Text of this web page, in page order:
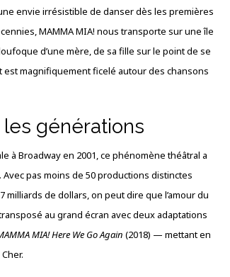
envie irrésistible de danser dès les premières
MAMMA MIA! nous transporte sur une île
d’une mère, de sa fille sur le point de se
magnifiquement ficelé autour des chansons
générations
à Broadway en 2001, ce phénomène théâtral a
pas moins de 50 productions distinctes
de dollars, on peut dire que l’amour du
au grand écran avec deux adaptations
MIA! Here We Go Again (2018) — mettant en